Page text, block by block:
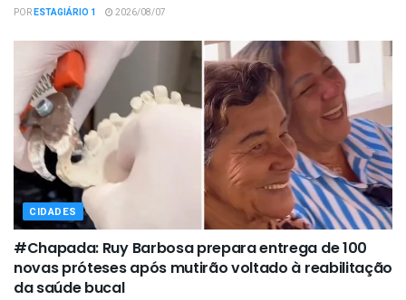
PORESTAGIÁRIO 1 2026/08/07
CIDADES
#Chapada: Ruy Barbosa prepara entrega de 100
novas próteses após mutirão voltado à reabilitação
da saúde bucal